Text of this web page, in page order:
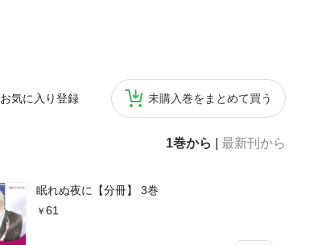
お気に入り登録 未購入巻をまとめて買う
1巻から 最新刊から
眠れぬ夜に【分冊】 3巻
61